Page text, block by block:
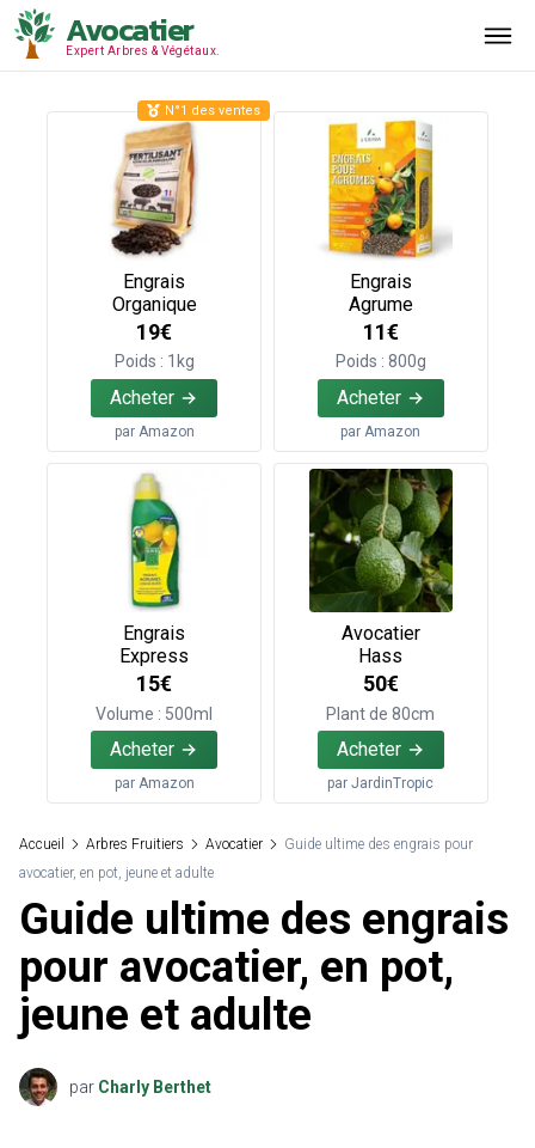
Avocatier
Expert Arbres & Végétaux.
Engrais
Organique
19€
Poids : 1kg
Acheter
par Amazon
N°1 des ventes
Engrais
Agrume
11€
Poids : 800g
Acheter
par Amazon
Engrais
Express
15€
Volume : 500ml
Acheter
par Amazon
Avocatier
Hass
50€
Plant de 80cm
Acheter
parJardinTropic
Accueil Arbres Fruitiers Avocatier
Guide ultime des engrais pour
avocatier, en pot, jeune et adulte
Guide ultime des engrais
pour avocatier, en pot,
jeune et adulte
par Charly Berthet